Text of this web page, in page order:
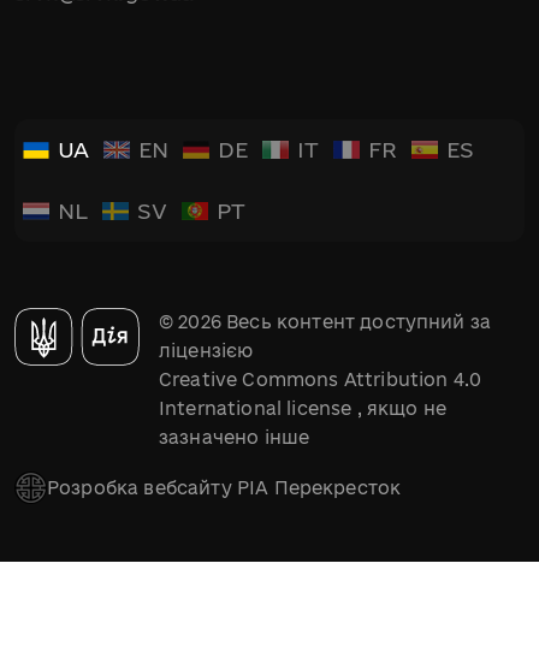
UA EN DE IT FR ES
NL SV PT
© 2026 Весь контент доступний за
ліцензією
Creative Commons Attribution 4.0
International license , якщо не
зазначено інше
Розробка вебсайту РІА Перекресток